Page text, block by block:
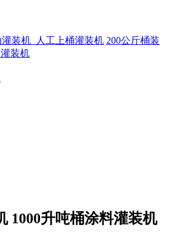
装机_人工上桶灌装机 200公斤桶装
装机
1000升吨桶涂料灌装机